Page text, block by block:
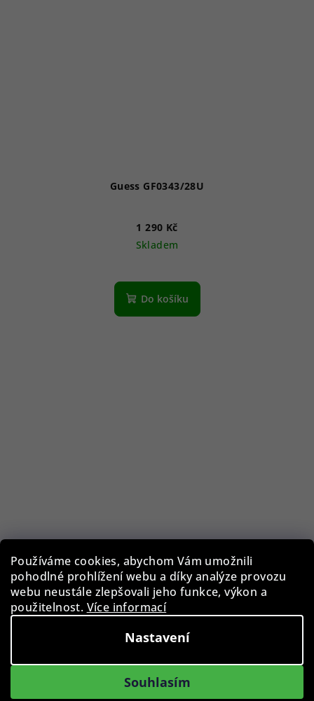
Používáme cookies, abychom Vám umožnili
pohodlné prohlížení webu a díky analýze provozu
webu neustále zlepšovali jeho funkce, výkon a
použitelnost. Více informací
Nastavení
Souhlasím
Guess GF0343/28U
1 290 Kč
Skladem
Do košíku
Guess GF0344/28U
Skladem